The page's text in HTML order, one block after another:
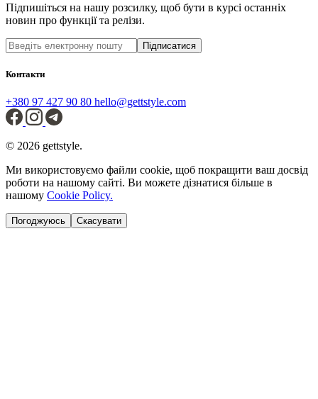
Підпишіться на нашу розсилку, щоб бути в курсі останніх
новин про функції та релізи.
Підписатися
Контакти
+380 97 427 90 80 hello@gettstyle.com
© 2026 gettstyle.
Ми використовуємо файли cookie, щоб покращити ваш досвід
роботи на нашому сайті. Ви можете дізнатися більше в
нашому Cookie Policy.
Погоджуюсь Скасувати